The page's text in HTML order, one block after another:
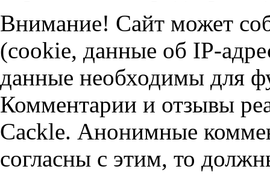
Внимание! Сайт может
(cookie, данные об IP-
данные необходимы для
Комментарии и отзывы
Cackle. Анонимные
согласны с этим, то